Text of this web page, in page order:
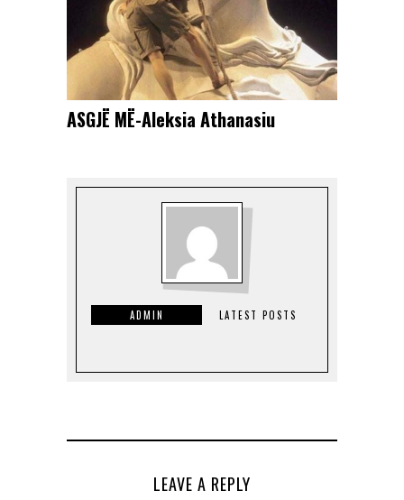
ASGJË MË-Aleksia Athanasiu
ADMIN LATEST POSTS
LEAVE A REPLY